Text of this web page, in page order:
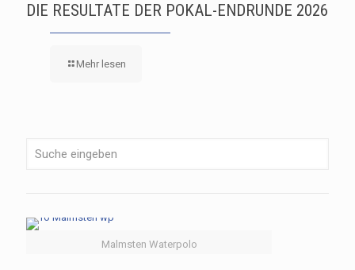
DIE RESULTATE DER POKAL-ENDRUNDE 2026
Mehr lesen
Malmsten Waterpolo